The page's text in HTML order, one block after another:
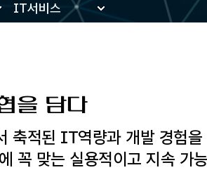
IT서비스
을 담다
축적된 IT역량과 개발 경험을
꼭 맞는 실용적이고 지속 가